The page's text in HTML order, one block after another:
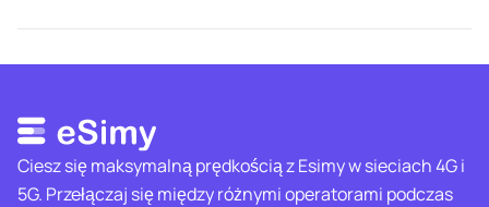
Ciesz się maksymalną prędkością z Esimy w sieciach 4G i
5G. Przełączaj się między różnymi operatorami podczas